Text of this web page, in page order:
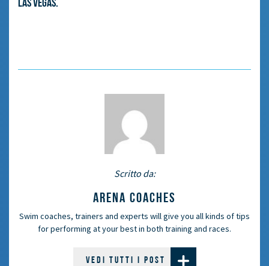
Scritto da:
ARENA COACHES
Swim coaches, trainers and experts will give you all kinds of tips
for performing at your best in both training and races.
VEDI TUTTI I POST